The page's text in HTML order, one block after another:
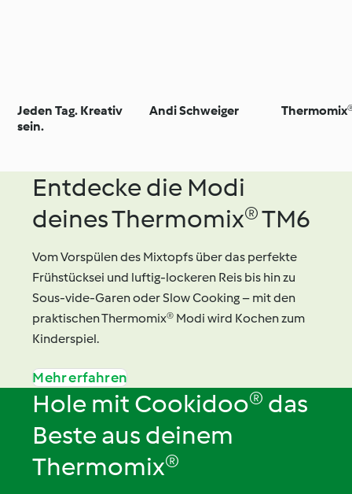
Jeden Tag. Kreativ
sein.
Andi Schweiger
Entdecke die Modi
deines Thermomix® TM6
Vom Vorspülen des Mixtopfs über das perfekte
Frühstücksei und luftig-lockeren Reis bis hin zu
Sous-vide-Garen oder Slow Cooking – mit den
praktischen Thermomix® Modi wird Kochen zum
Kinderspiel.
Mehr erfahren
Hole mit Cookidoo® das
Beste aus deinem
Thermomix®